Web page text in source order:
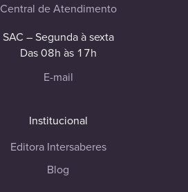
Central de Atendimento
SAC – Segunda à sexta
Das 08h às 17h
E-mail
Institucional
Editora Intersaberes
Blog